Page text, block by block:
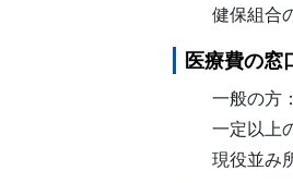
健保組合
医療費の窓
一般の方
一定以上
現役並み